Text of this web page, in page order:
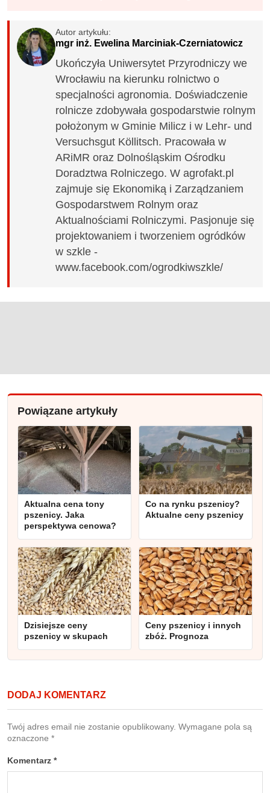
Autor artykułu:
mgr inż. Ewelina Marciniak-Czerniatowicz
Ukończyła Uniwersytet Przyrodniczy we
Wrocławiu na kierunku rolnictwo o
specjalności agronomia. Doświadczenie
rolnicze zdobywała gospodarstwie rolnym
położonym w Gminie Milicz i w Lehr- und
Versuchsgut Köllitsch. Pracowała w
ARiMR oraz Dolnośląskim Ośrodku
Doradztwa Rolniczego. W agrofakt.pl
zajmuje się Ekonomiką i Zarządzaniem
Gospodarstwem Rolnym oraz
Aktualnościami Rolniczymi. Pasjonuje się
projektowaniem i tworzeniem ogródków
w szkle -
www.facebook.com/ogrodkiwszkle/
Powiązane artykuły
Aktualna cena tony
pszenicy. Jaka
perspektywa cenowa?
Co na rynku pszenicy?
Aktualne ceny pszenicy
Dzisiejsze ceny
pszenicy w skupach
Ceny pszenicy i innych
zbóż. Prognoza
DODAJ KOMENTARZ
Twój adres email nie zostanie opublikowany. Wymagane pola są
oznaczone *
Komentarz *